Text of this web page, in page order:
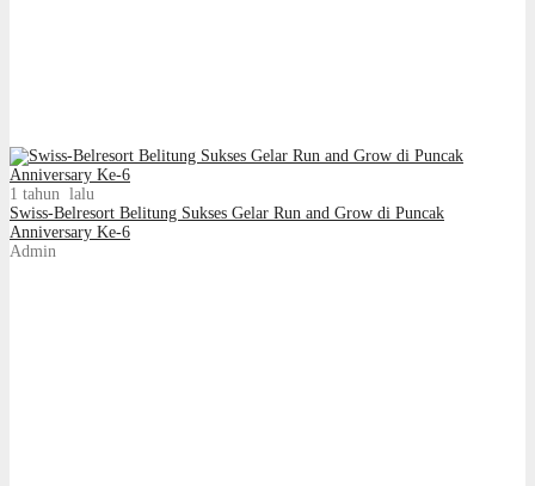
1 tahun lalu
Swiss-Belresort Belitung Sukses Gelar Run and Grow di Puncak
Anniversary Ke-6
Admin